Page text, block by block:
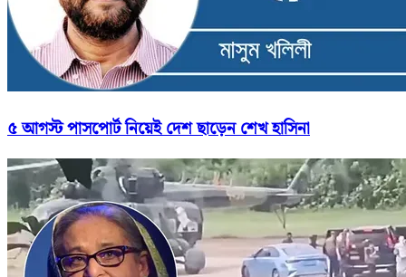
৫ আগস্ট পাসপোর্ট নিয়েই দেশ ছাড়েন শেখ হাসিনা